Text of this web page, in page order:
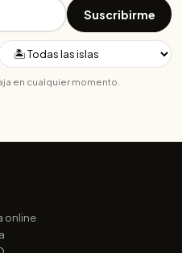
Suscribirme
en cualquier momento.
online